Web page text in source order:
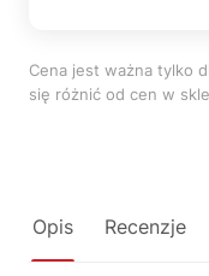
Cena jest ważna tylko
się różnić od cen w
Opis Recenzje